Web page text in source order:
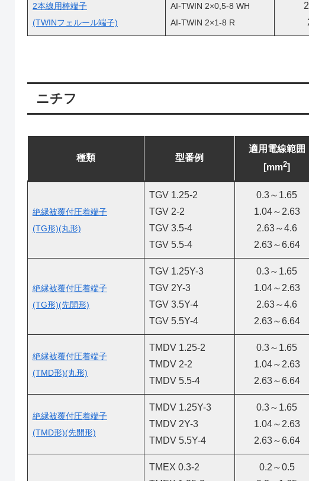
2本線用棒端子
(TWINフェルール端子)
AI-TWIN 2×0,5-8 WH
AI-TWIN 2×1-8 R
ニチフ
種類 型番例
適用電線範囲
[mm2]
絶縁被覆付圧着端子
(TG形)(丸形)
TGV 1.25-2
TGV 2-2
TGV 3.5-4
TGV 5.5-4
0.3～1.65
1.04～2.63
2.63～4.6
2.63～6.64
絶縁被覆付圧着端子
(TG形)(先開形)
TGV 1.25Y-3
TGV 2Y-3
TGV 3.5Y-4
TGV 5.5Y-4
0.3～1.65
1.04～2.63
2.63～4.6
2.63～6.64
絶縁被覆付圧着端子
(TMD形)(丸形)
TMDV 1.25-2
TMDV 2-2
TMDV 5.5-4
0.3～1.65
1.04～2.63
2.63～6.64
絶縁被覆付圧着端子
(TMD形)(先開形)
TMDV 1.25Y-3
TMDV 2Y-3
TMDV 5.5Y-4
0.3～1.65
1.04～2.63
2.63～6.64
TMEX 0.3-2
0.2～0.5